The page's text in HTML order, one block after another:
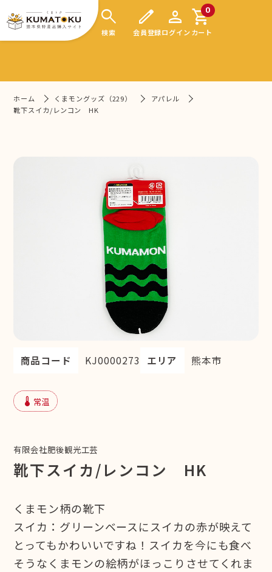
search
検索
edit
会員登録
person
ログイン
0
shopping_cart
カート
ホーム くまモングッズ（229）
アパレル
靴下スイカ/レンコン HK
商品コード KJ0000273 エリア 熊本市
device_thermostat 常温
有限会社肥後観光工芸
靴下スイカ/レンコン HK
くまモン柄の靴下
スイカ：グリーンベースにスイカの赤が映えて
とってもかわいいですね！スイカを今にも食べ
そうなくまモンの絵柄がほっこりさせてくれま